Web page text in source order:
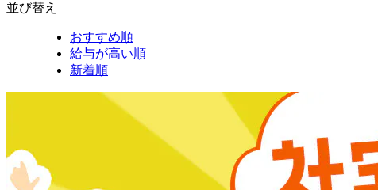
並び替え
おすすめ順
給与が高い順
新着順